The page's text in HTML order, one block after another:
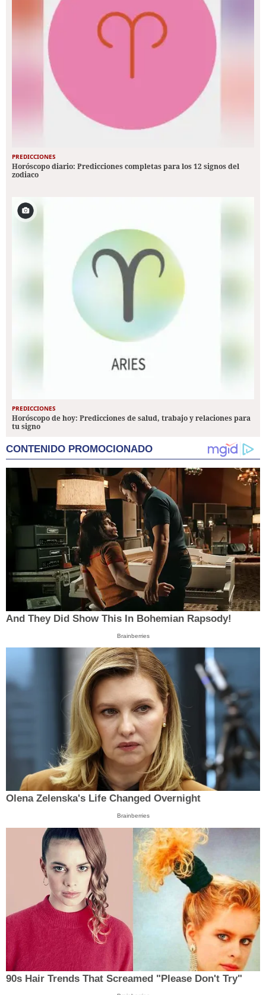
PREDICCIONES
Horóscopo diario: Predicciones completas para los 12 signos del
zodiaco
PREDICCIONES
Horóscopo de hoy: Predicciones de salud, trabajo y relaciones para
tu signo
CONTENIDO PROMOCIONADO
And They Did Show This In Bohemian Rapsody!
Brainberries
Olena Zelenska's Life Changed Overnight
Brainberries
90s Hair Trends That Screamed "Please Don't Try"